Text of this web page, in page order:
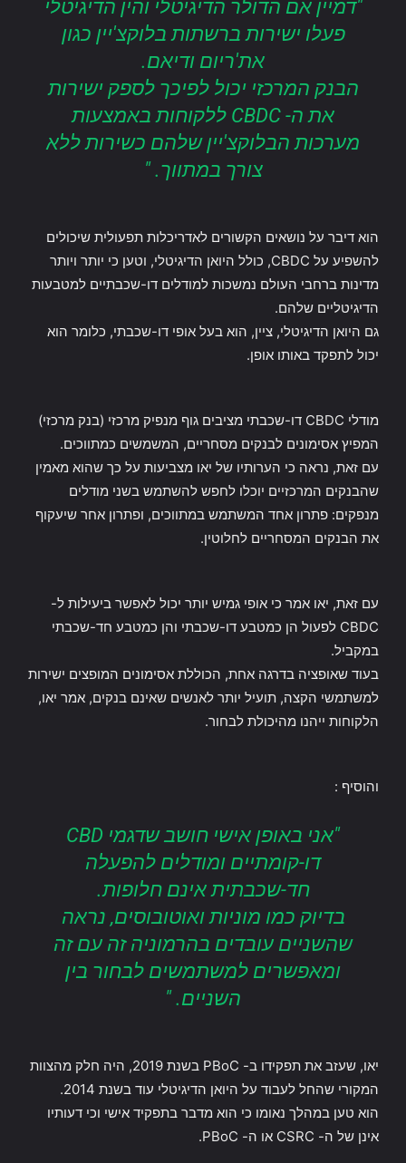
"דמיין אם הדולר הדיגיטלי והין הדיגיטלי
פעלו ישירות ברשתות בלוקצ'יין כגון
את'ריום ודיאם.
הבנק המרכזי יכול לפיכך לספק ישירות
את ה- CBDC ללקוחות באמצעות
מערכות הבלוקצ'יין שלהם כשירות ללא
צורך במתווך. "
הוא דיבר על נושאים הקשורים לאדריכלות תפעולית שיכולים
להשפיע על CBDC, כולל היואן הדיגיטלי, וטען כי יותר ויותר
מדינות ברחבי העולם נמשכות למודלים דו-שכבתיים למטבעות
הדיגיטליים שלהם.
גם היואן הדיגיטלי, ציין, הוא בעל אופי דו-שכבתי, כלומר הוא
יכול לתפקד באותו אופן.
מודלי CBDC דו-שכבתי מציבים גוף מנפיק מרכזי (בנק מרכזי)
המפיץ אסימונים לבנקים מסחריים, המשמשים כמתווכים.
עם זאת, נראה כי הערותיו של יאו מצביעות על כך שהוא מאמין
שהבנקים המרכזיים יוכלו לחפש להשתמש בשני מודלים
מנפקים: פתרון אחד המשתמש במתווכים, ופתרון אחר שיעקוף
את הבנקים המסחריים לחלוטין.
עם זאת, יאו אמר כי אופי גמיש יותר יכול לאפשר ביעילות ל-
CBDC לפעול הן כמטבע דו-שכבתי והן כמטבע חד-שכבתי
במקביל.
בעוד שאופציה בדרגה אחת, הכוללת אסימונים המופצים ישירות
למשתמשי הקצה, תועיל יותר לאנשים שאינם בנקים, אמר יאו,
הלקוחות ייהנו מהיכולת לבחור.
והוסיף :
"אני באופן אישי חושב שדגמי CBD
דו-קומתיים ומודלים להפעלה
חד-שכבתית אינם חלופות.
בדיוק כמו מוניות ואוטובוסים, נראה
שהשניים עובדים בהרמוניה זה עם זה
ומאפשרים למשתמשים לבחור בין
השניים. "
יאו, שעזב את תפקידו ב- PBoC בשנת 2019, היה חלק מהצוות
המקורי שהחל לעבוד על היואן הדיגיטלי עוד בשנת 2014.
הוא טען במהלך נאומו כי הוא מדבר בתפקיד אישי וכי דעותיו
אינן של ה- CSRC או ה- PBoC.